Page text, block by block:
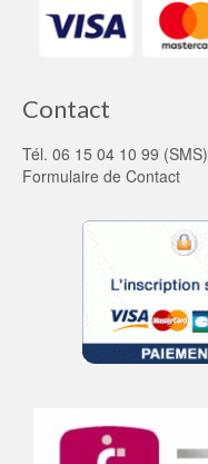
Contact
Tél. 06 15 04 10 99 (SMS)
Formulaire de Contact